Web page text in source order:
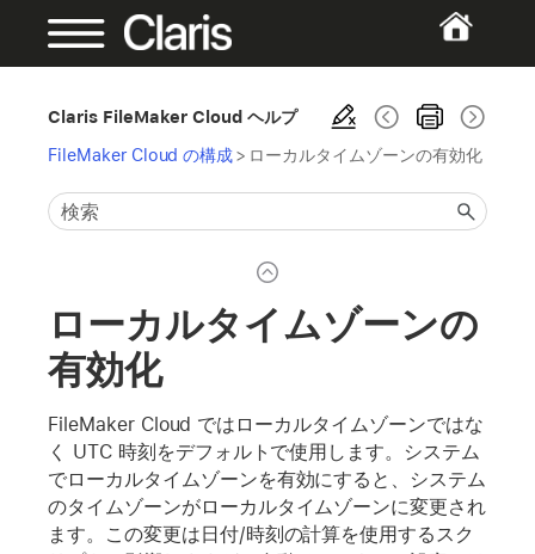
Claris FileMaker Cloud ヘルプ
FileMaker Cloud の構成> ローカルタイムゾーンの有効化
ローカルタイムゾーンの
有効化
FileMaker Cloud ではローカルタイムゾーンではな
く UTC 時刻をデフォルトで使用します。システム
でローカルタイムゾーンを有効にすると、システム
のタイムゾーンがローカルタイムゾーンに変更され
ます。この変更は日付/時刻の計算を使用するスク